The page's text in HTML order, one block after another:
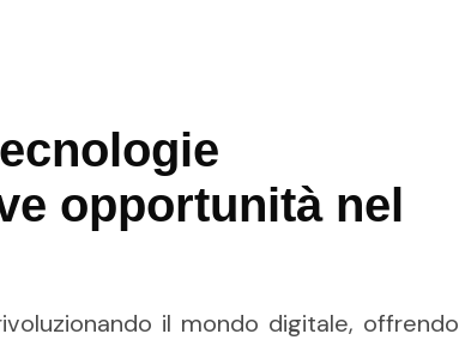
opportunità nel
il mondo digitale, offrendo